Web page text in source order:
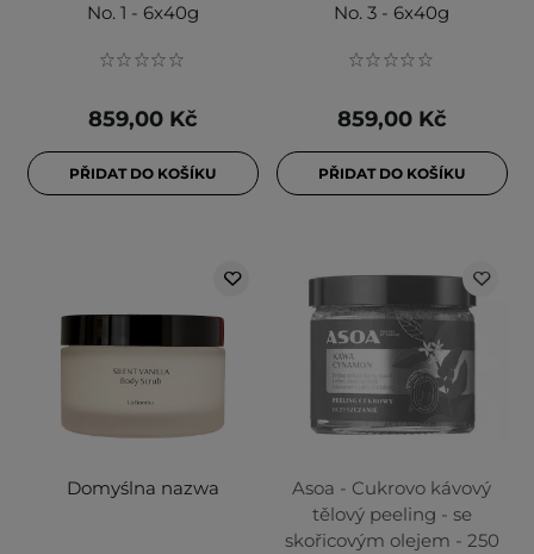
No. 1 - 6x40g
859,00 Kč
PŘIDAT DO KOŠÍKU
No. 3 - 6x40g
859,00 Kč
PŘIDAT DO KOŠÍKU
Domyślna nazwa
Asoa - Cukrovo kávový
tělový peeling - se
skořicovým olejem - 250